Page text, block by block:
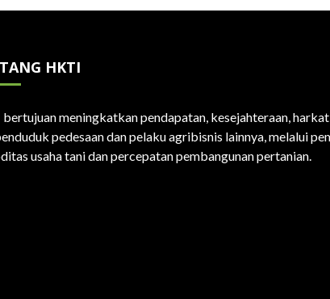
HKTI
meningkatkan pendapatan, kesejahteraan,
pedesaan dan pelaku agribisnis lainnya, melalui
usaha tani dan percepatan pembangunan pertanian.